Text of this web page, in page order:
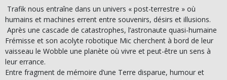
Trafik nous entraîne dans un univers « post-terrestre » où
humains et machines errent entre souvenirs, désirs et illusions.
Après une cascade de catastrophes, l’astronaute quasi-humaine
Frémisse et son acolyte robotique Mic cherchent à bord de leur
vaisseau le Wobble une planète où vivre et peut-être un sens à
leur errance.
Entre fragment de mémoire d’une Terre disparue, humour et